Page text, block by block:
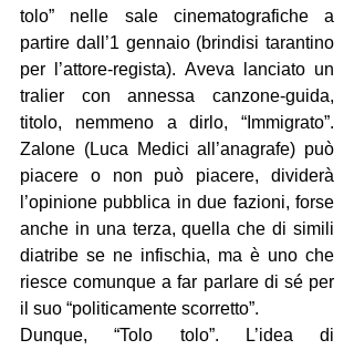
tolo” nelle sale cinematografiche a
partire dall’1 gennaio (brindisi tarantino
per l’attore-regista). Aveva lanciato un
tralier con annessa canzone-guida,
titolo, nemmeno a dirlo, “Immigrato”.
Zalone (Luca Medici all’anagrafe) può
piacere o non può piacere, dividerà
l’opinione pubblica in due fazioni, forse
anche in una terza, quella che di simili
diatribe se ne infischia, ma è uno che
riesce comunque a far parlare di sé per
il suo “politicamente scorretto”.
Dunque, “Tolo tolo”. L’idea di